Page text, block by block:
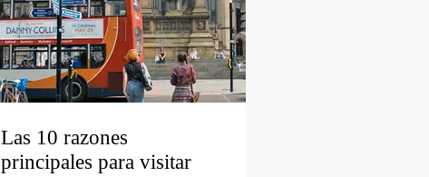
Las 10 razones
principales para visitar